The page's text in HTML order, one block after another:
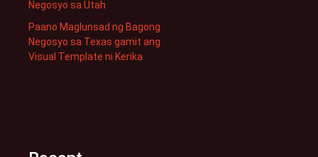
Negosyo sa Utah
Paano Maglunsad ng Bagong
Negosyo sa Texas gamit ang
Visual Template ni Kerika